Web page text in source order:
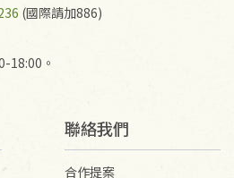
(國際請加886)
18:00。
聯絡我們
合作提案